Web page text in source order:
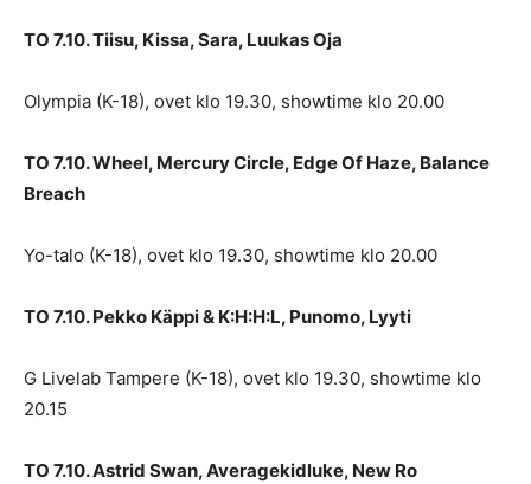
TO 7.10. Tiisu, Kissa, Sara, Luukas Oja
Olympia (K-18), ovet klo 19.30, showtime klo 20.00
TO 7.10. Wheel, Mercury Circle, Edge Of Haze, Balance
Breach
Yo-talo (K-18), ovet klo 19.30, showtime klo 20.00
TO 7.10. Pekko Käppi & K:H:H:L, Punomo, Lyyti
G Livelab Tampere (K-18), ovet klo 19.30, showtime klo
20.15
TO 7.10. Astrid Swan, Averagekidluke, New Ro